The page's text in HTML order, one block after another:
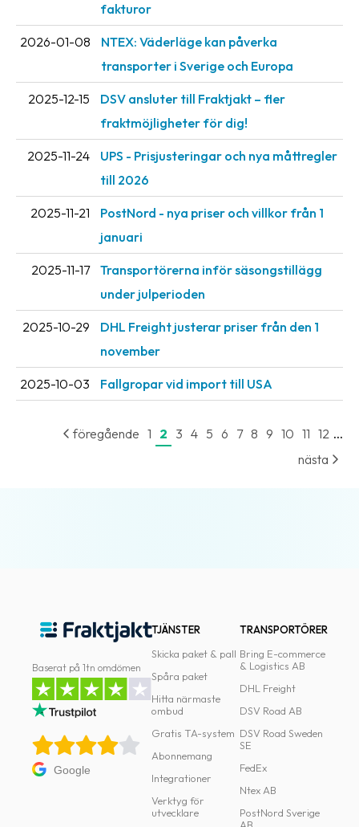
karriär
Nyhetsarkiv
Kontakta
Villkor
Allmänna
villkor
Integritet
farligt
fakturor
2026-01-08
NTEX: Väderläge kan påverka
transporter i Sverige och Europa
2025-12-15
DSV ansluter till Fraktjakt – fler
fraktmöjligheter för dig!
2025-11-24
UPS - Prisjusteringar och nya måttregler
till 2026
2025-11-21
PostNord - nya priser och villkor från 1
januari
2025-11-17 Transportörerna inför säsongstillägg
under julperioden
2025-10-29
DHL Freight justerar priser från den 1
november
2025-10-03 Fallgropar vid import till USA
föregående 1 2 3 4 5 6 7 8 9 10 11 12 ...
nästa
Baserat på 1tn omdömen
Google
TJÄNSTER
Skicka paket & pall
Spåra paket
Hitta närmaste
ombud
Gratis TA-system
Abonnemang
Integrationer
Verktyg för
utvecklare
TRANSPORTÖRER
Bring E-commerce
& Logistics AB
DHL Freight
DSV Road AB
DSV Road Sweden
SE
FedEx
Ntex AB
PostNord Sverige